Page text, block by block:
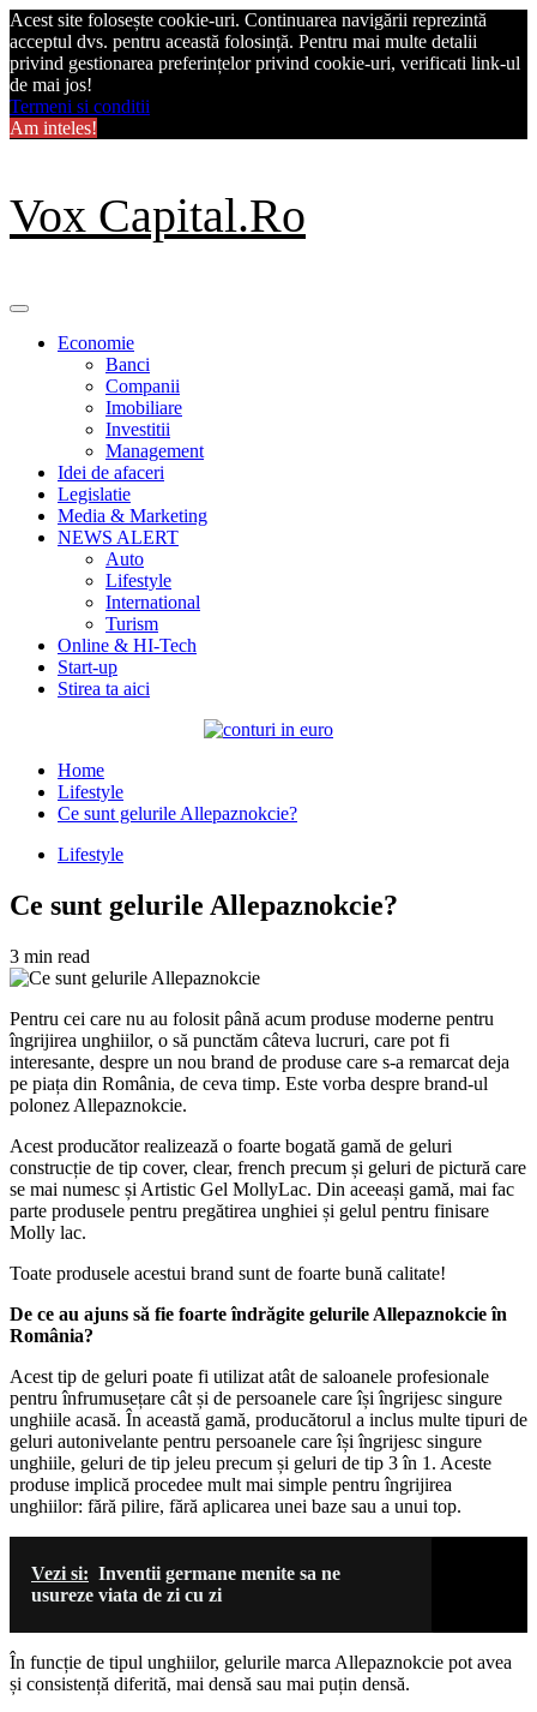
Acest site folosește cookie-uri. Continuarea navigării reprezintă
acceptul dvs. pentru această folosință. Pentru mai multe detalii
privind gestionarea preferințelor privind cookie-uri, verificati link-ul
de mai jos!
Termeni si conditii
Am inteles!
Skip
to
content
Vox Capital.Ro
Primary
Economie
Banci
Companii
Imobiliare
Investitii
Management
Idei de afaceri
Legislatie
Media & Marketing
NEWS ALERT
Auto
Lifestyle
International
Turism
Online & HI-Tech
Start-up
Stirea ta aici
Home
Lifestyle
Ce sunt gelurile Allepaznokcie?
Lifestyle
Ce sunt gelurile Allepaznokcie?
3 min read
Pentru cei care nu au folosit până acum produse moderne pentru
îngrijirea unghiilor, o să punctăm câteva lucruri, care pot fi
interesante, despre un nou brand de produse care s-a remarcat deja
pe piața din România, de ceva timp. Este vorba despre brand-ul
polonez Allepaznokcie.
Acest producător realizează o foarte bogată gamă de geluri
construcție de tip cover, clear, french precum și geluri de pictură care
se mai numesc și Artistic Gel MollyLac. Din aceeași gamă, mai fac
parte produsele pentru pregătirea unghiei și gelul pentru finisare
Molly lac.
Toate produsele acestui brand sunt de foarte bună calitate!
De ce au ajuns să fie foarte îndrăgite gelurile Allepaznokcie în
România?
Acest tip de geluri poate fi utilizat atât de saloanele profesionale
pentru înfrumusețare cât și de persoanele care își îngrijesc singure
unghiile acasă. În această gamă, producătorul a inclus multe tipuri de
geluri autonivelante pentru persoanele care își îngrijesc singure
unghiile, geluri de tip jeleu precum și geluri de tip 3 în 1. Aceste
produse implică procedee mult mai simple pentru îngrijirea
unghiilor: fără pilire, fără aplicarea unei baze sau a unui top.
Vezi si: Inventii germane menite sa ne
usureze viata de zi cu zi
În funcție de tipul unghiilor, gelurile marca Allepaznokcie pot avea
și consistență diferită, mai densă sau mai puțin densă.